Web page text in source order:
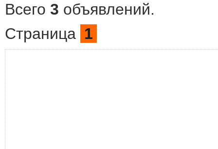
Всего 3 объявлений.
Страница 1